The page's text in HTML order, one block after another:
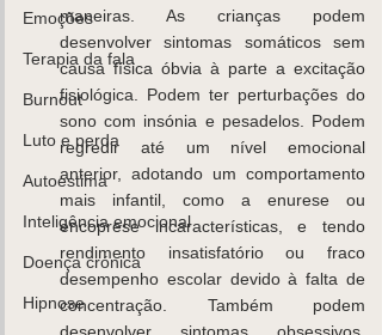
Emoções
Terapia da fala
Burnout
Luto e perda
Autoestima
Inteligência emocional
Doença crónica
Hipnose
maneiras. As crianças podem
desenvolver sintomas somáticos sem
causa física óbvia à parte a excitação
fisiológica. Podem ter perturbações do
sono com insónia e pesadelos. Podem
regredir até um nível emocional
anterior, adotando um comportamento
mais infantil, como a enurese ou
encoprese incaracterísticas, e tendo
rendimento insatisfatório ou fraco
desempenho escolar devido à falta de
concentração. Também podem
desenvolver sintomas obsessivos.